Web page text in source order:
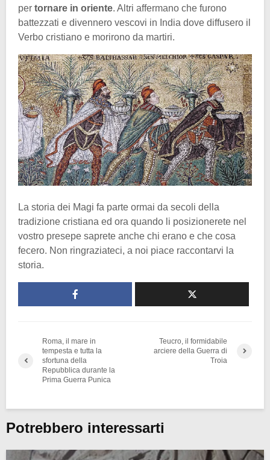
per tornare in oriente. Altri affermano che furono
battezzati e divennero vescovi in India dove diffusero il
Verbo cristiano e morirono da martiri.
La storia dei Magi fa parte ormai da secoli della
tradizione cristiana ed ora quando li posizionerete nel
vostro presepe saprete anche chi erano e che cosa
fecero. Non ringraziateci, a noi piace raccontarvi la
storia.
Roma, il mare in
tempesta e tutta la
sfortuna della
Repubblica durante la
Prima Guerra Punica
Teucro, il formidabile
arciere della Guerra di
Troia
Potrebbero interessarti